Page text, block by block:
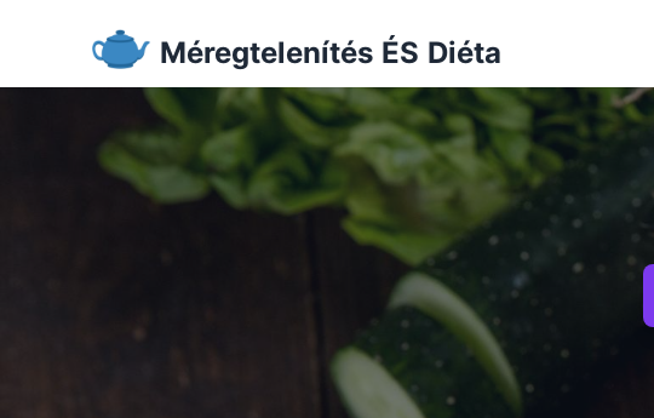
Méregtelenítés ÉS Diéta